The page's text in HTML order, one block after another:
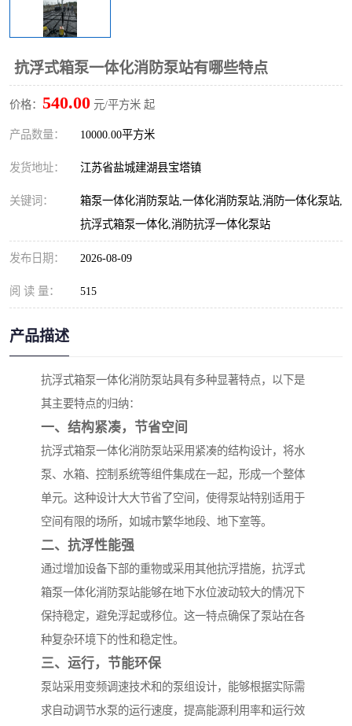
抗浮式箱泵一体化消防泵站有哪些特点
价格： 540.00 元/平方米 起
产品数量： 10000.00平方米
发货地址： 江苏省盐城建湖县宝塔镇
关键词：
箱泵一体化消防泵站,一体化消防泵站,消防一体化泵站,
抗浮式箱泵一体化,消防抗浮一体化泵站
发布日期： 2026-08-09
阅 读 量： 515
产品描述
抗浮式箱泵一体化消防泵站具有多种显著特点，以下是
其主要特点的归纳：
一、结构紧凑，节省空间
抗浮式箱泵一体化消防泵站采用紧凑的结构设计，将水
泵、水箱、控制系统等组件集成在一起，形成一个整体
单元。这种设计大大节省了空间，使得泵站特别适用于
空间有限的场所，如城市繁华地段、地下室等。
二、抗浮性能强
通过增加设备下部的重物或采用其他抗浮措施，抗浮式
箱泵一体化消防泵站能够在地下水位波动较大的情况下
保持稳定，避免浮起或移位。这一特点确保了泵站在各
种复杂环境下的性和稳定性。
三、运行，节能环保
泵站采用变频调速技术和的泵组设计，能够根据实际需
求自动调节水泵的运行速度，提高能源利用率和运行效